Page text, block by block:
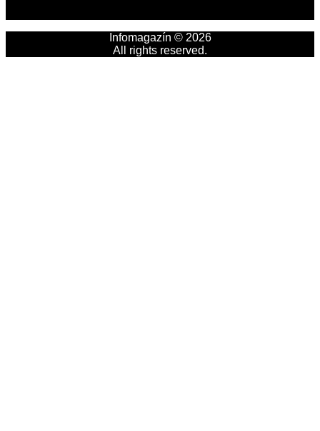
Infomagazín © 2026
All rights reserved.